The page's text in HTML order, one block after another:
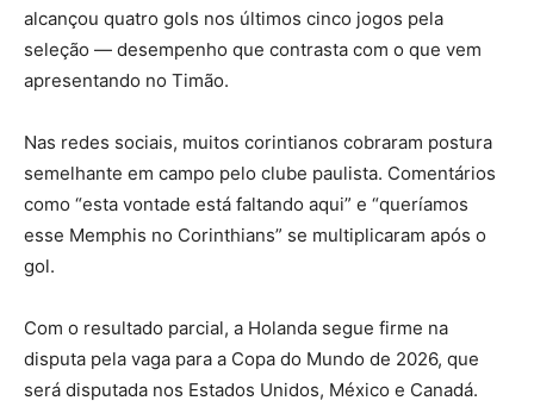
alcançou quatro gols nos últimos cinco jogos pela
seleção — desempenho que contrasta com o que vem
apresentando no Timão.
Nas redes sociais, muitos corintianos cobraram postura
semelhante em campo pelo clube paulista. Comentários
como “esta vontade está faltando aqui” e “queríamos
esse Memphis no Corinthians” se multiplicaram após o
gol.
Com o resultado parcial, a Holanda segue firme na
disputa pela vaga para a Copa do Mundo de 2026, que
será disputada nos Estados Unidos, México e Canadá.